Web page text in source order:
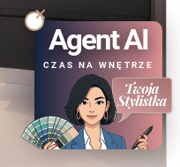
Agent AI
CZAS NA WNĘTRZE